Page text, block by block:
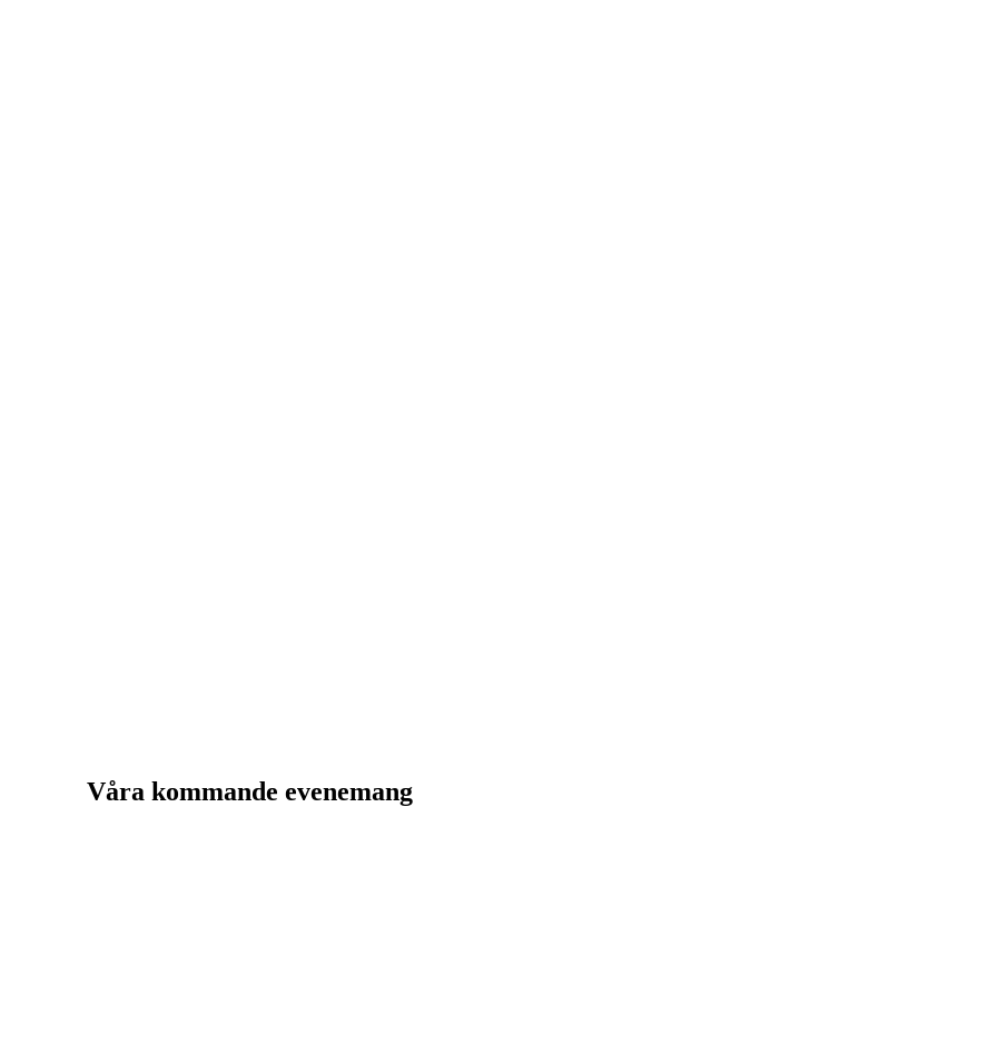
Våra kommande evenemang